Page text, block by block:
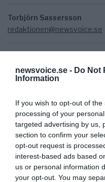
newsvoice.se - Do Not
Information
If you wish to opt-out of
processing of your
targeted advertising by us,
section to confirm your
opt-out request is
interest-based ads based
us or personal information
your opt-out. You may
Torbjörn Sassersson
redaktionen@newsvoice.se
Ämnen: ulf bittner